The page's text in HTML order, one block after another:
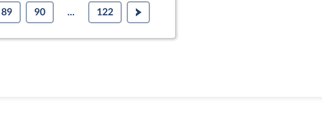
89 90 ... 122